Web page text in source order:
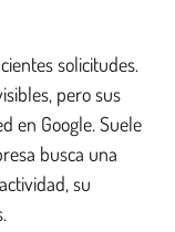
solicitudes.
pero sus
en Google. Suele
busca una
su